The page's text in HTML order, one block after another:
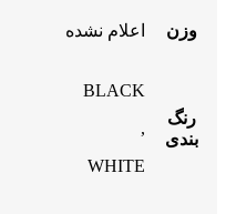
وزن اعلام نشده
رنگ
بندی
BLACK
,
WHITE